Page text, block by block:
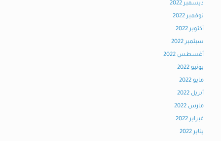
ديسمبر 2022
نوفمبر 2022
أكتوبر 2022
سبتمبر 2022
أغسطس 2022
يونيو 2022
مايو 2022
أبريل 2022
مارس 2022
فبراير 2022
يناير 2022